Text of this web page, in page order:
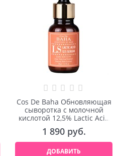
Cos De Baha Обновляющая
сыворотка с молочной
кислотой 12,5% Lactic Acid
Serum 30ml
1 890 руб.
ДОБАВИТЬ